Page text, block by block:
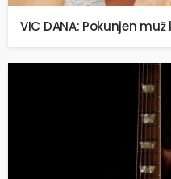
VIC DANA: Pokunjen muž